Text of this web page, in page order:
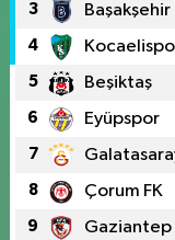
3 Başakşehir
4
5 Beşiktaş
6 Eyüpspor
7
8 Çorum FK
9 Gaziantep